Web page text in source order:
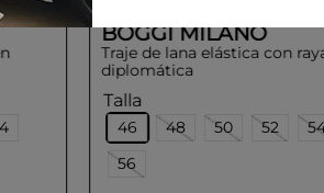
BOGGI MILANO
Traje de lana elástica con
diplomática
Talla
46 48 50 52
56